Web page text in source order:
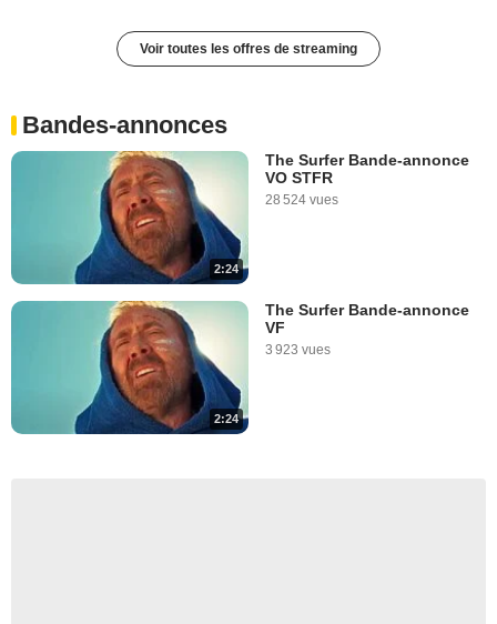
Voir toutes les offres de streaming
Bandes-annonces
2:24
The Surfer Bande-annonce
VO STFR
28 524 vues
2:24
The Surfer Bande-annonce
VF
3 923 vues